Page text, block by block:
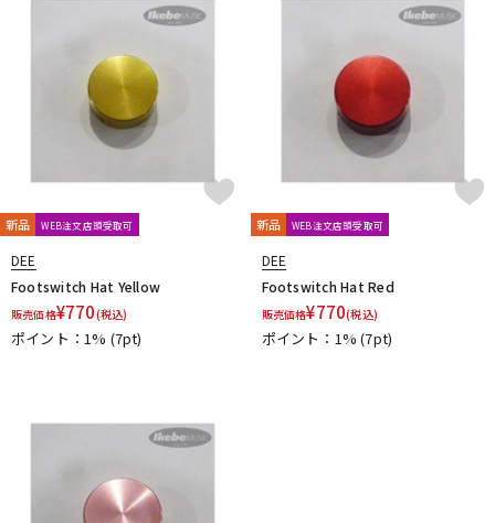
新品 WEB注文店頭受取可
DEE
Footswitch Hat Yellow
販売価格¥770(税込)
ポイント：1% (7pt)
新品 WEB注文店頭受取可
DEE
Footswitch Hat Red
販売価格¥770(税込)
ポイント：1%(7pt)